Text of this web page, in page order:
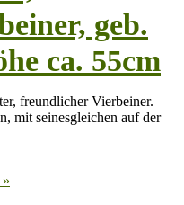
geb.
ca. 55cm
freundlicher Vierbeiner.
mit seinesgleichen auf der